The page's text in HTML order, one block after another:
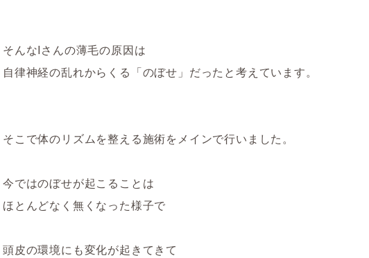
そんなIさんの薄毛の原因は
自律神経の乱れからくる「のぼせ」だったと考えています。
そこで体のリズムを整える施術をメインで行いました。
今ではのぼせが起こることは
ほとんどなく無くなった様子で
頭皮の環境にも変化が起きてきて